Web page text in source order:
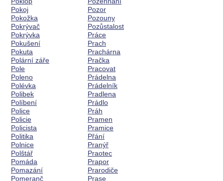
Pokoj
Pokožka
Pokrývač
Pokrývka
Pokušení
Pokuta
Polární záře
Pole
Poleno
Polévka
Polibek
Políbení
Police
Policie
Policista
Politika
Polnice
Polštář
Pomáda
Pomazání
Pomeranč
Pozor
Pozouny
Pozůstalost
Práce
Prach
Prachárna
Pračka
Pracovat
Prádelna
Prádelník
Pradlena
Prádlo
Práh
Pramen
Pramice
Přání
Pranýř
Praotec
Prapor
Prarodiče
Prase